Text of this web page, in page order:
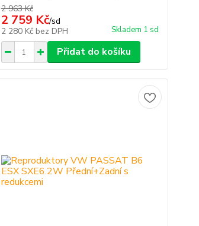
2 963 Kč
2 759 Kč/sd
2 280 Kč bez DPH Skladem 1 sd
Přidat do košíku